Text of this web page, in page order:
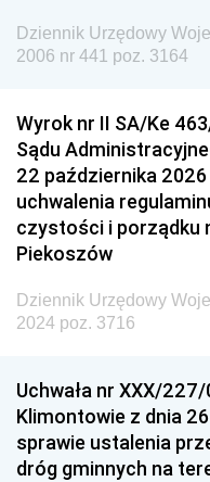
Dziennik Urzędowy
Dziennik Urzędowy
2006 nr 441 poz. 3164
Wyrok nr II SA/Ke
Sądu
22 października
uchwalenia
czystości i porządku
Piekoszów
Dziennik Urzędowy
2024 poz. 3716
Uchwała nr XXX/
Klimontowie z dnia
sprawie ustalenia
dróg gminnych na